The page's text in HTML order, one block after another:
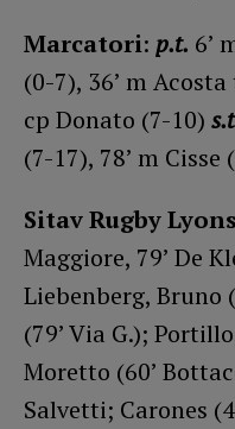
Marcatori: p.t. 6’
(0-7), 36’ m
cp Donato (7-10)
(7-17), 78’ m Cisse
Sitav Rugby
Maggiore, 79’ De
Liebenberg, Bruno
(79’ Via G.);
Moretto (60’
Salvetti; Carones